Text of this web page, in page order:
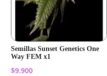
Semillas Sunset Genetics One
Way FEM x1
$9.900